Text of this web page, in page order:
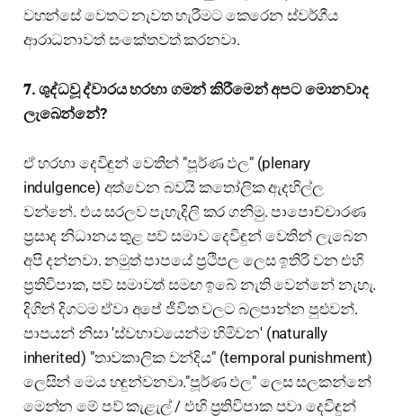
වහන්සේ වෙතට නැවත හැරීමට කෙරෙන ස්වර්ගීය
ආරාධනාවත් සංකේතවත් කරනවා.
𝟕. ශුද්ධවූ ද්වාරය හරහා ගමන් කිරීමෙන් අපට මොනවාද
ලැබෙන්නේ?
ඒ හරහා දෙවිඳුන් වෙතින් "පූර්ණ ඵල" (plenary
indulgence) අත්වෙන බවයි කතෝලික ඇදහිල්ල
වන්නේ. එය සරලව පැහැදිලි කර ගනිමු. පාපොච්චාරණ
ප්‍රසාද නිධානය තුළ පව් සමාව දෙවිඳුන් වෙතින් ලැබෙන
අපි දන්නවා. නමුත් පාපයේ ප්‍රථිපල ලෙස ඉතිරි වන එහි
ප්‍රතිවිපාක, පව් සමාවත් සමඟ ඉබේ නැති වෙන්නේ නැහැ.
දිගින් දිගටම ඒවා අපේ ජීවිත වලට බලපාන්න පුළුවන්.
පාපයන් නිසා 'ස්වභාවයෙන්ම හිමිවන' (naturally
inherited) "තාවකාලික වන්දිය" (temporal punishment)
ලෙසින් මෙය හඳුන්වනවා."පූර්ණ ඵල" ලෙස සලකන්නේ
මෙන්න මේ පව් කැළැල් / එහි ප්‍රතිවිපාක පවා දෙවිඳුන්